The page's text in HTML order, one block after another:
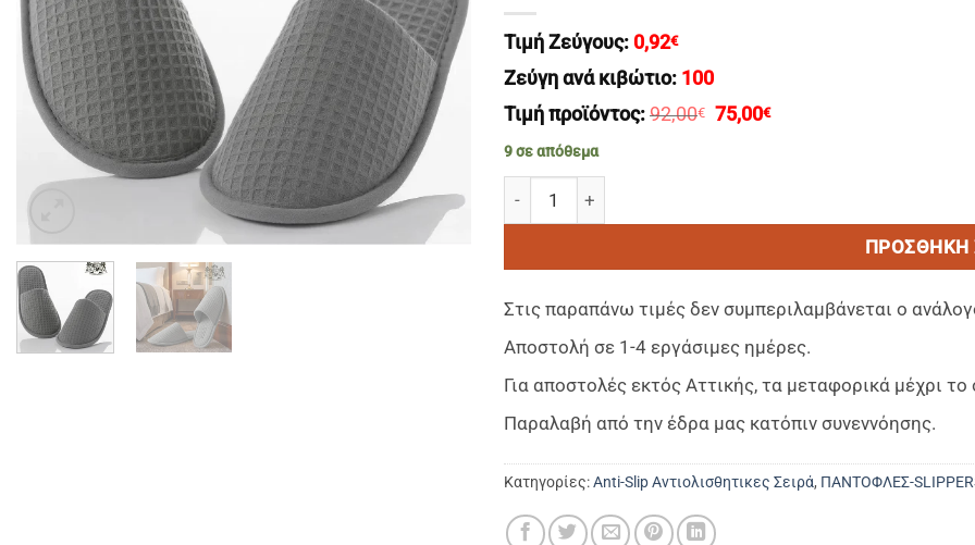
Τιμή Ζεύγους: 0,92€
Ζεύγη ανά κιβώτιο: 100
Τιμή προϊόντος: 92,00€ Original
75,00€Η
9 σε απόθεμα
SUMMER PIQUE gray 100% ECO PURE cotton (UNISEX
ΠΡΟΣΘΉΚΗ
Στις παραπάνω τιμές δεν συμπεριλαμβάνεται ο
Αποστολή σε 1-4 εργάσιμες ημέρες.
Για αποστολές εκτός Αττικής, τα μεταφορικά μέχρι
Παραλαβή από την έδρα μας κατόπιν συνεννόησης.
Κατηγορίες:Anti-Slip Αντιολισθητικες Σειρά, ΠΑΝΤΟΦΛΕΣ-